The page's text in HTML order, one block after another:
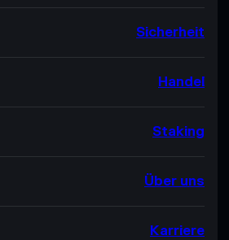
Sicherheit
Handel
Staking
Über uns
Karriere